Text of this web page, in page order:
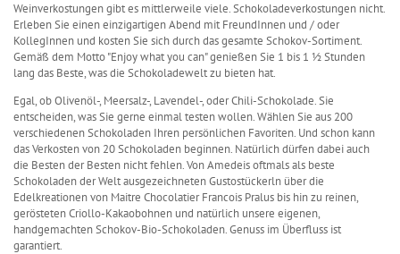
Weinverkostungen gibt es mittlerweile viele. Schokoladeverkostungen nicht.
Erleben Sie einen einzigartigen Abend mit FreundInnen und / oder
KollegInnen und kosten Sie sich durch das gesamte Schokov-Sortiment.
Gemäß dem Motto "Enjoy what you can" genießen Sie 1 bis 1 ½ Stunden
lang das Beste, was die Schokoladewelt zu bieten hat.
Egal, ob Olivenöl-, Meersalz-, Lavendel-, oder Chili-Schokolade. Sie
entscheiden, was Sie gerne einmal testen wollen. Wählen Sie aus 200
verschiedenen Schokoladen Ihren persönlichen Favoriten. Und schon kann
das Verkosten von 20 Schokoladen beginnen. Natürlich dürfen dabei auch
die Besten der Besten nicht fehlen. Von Amedeis oftmals als beste
Schokoladen der Welt ausgezeichneten Gustostückerln über die
Edelkreationen von Maitre Chocolatier Francois Pralus bis hin zu reinen,
gerösteten Criollo-Kakaobohnen und natürlich unsere eigenen,
handgemachten Schokov-Bio-Schokoladen. Genuss im Überfluss ist
garantiert.